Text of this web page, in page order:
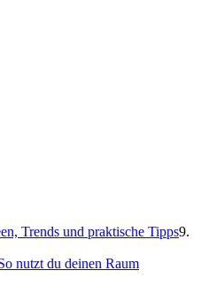
Trends und praktische Tipps9.
nutzt du deinen Raum